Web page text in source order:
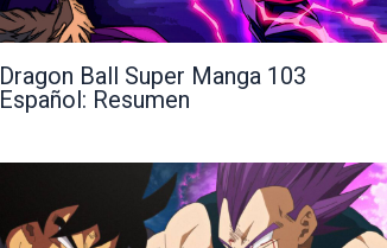
Dragon Ball Super Manga 103
Español: Resumen